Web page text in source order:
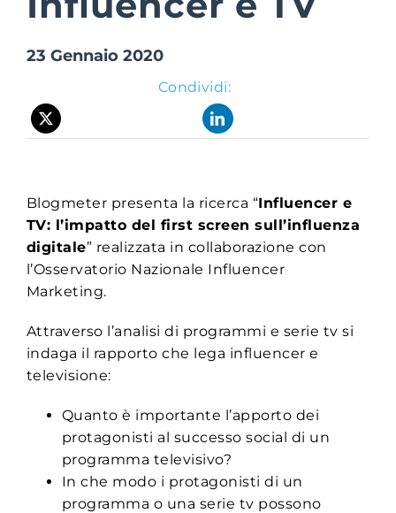
Suite Login
23 Gennaio 2020
Condividi:
Blogmeter presenta la ricerca “Influencer e
TV: l’impatto del first screen sull’influenza
digitale” realizzata in collaborazione con
l’Osservatorio Nazionale Influencer
Marketing.
Attraverso l’analisi di programmi e serie tv si
indaga il rapporto che lega influencer e
televisione:
Quanto è importante l’apporto dei
protagonisti al successo social di un
programma televisivo?
In che modo i protagonisti di un
programma o una serie tv possono